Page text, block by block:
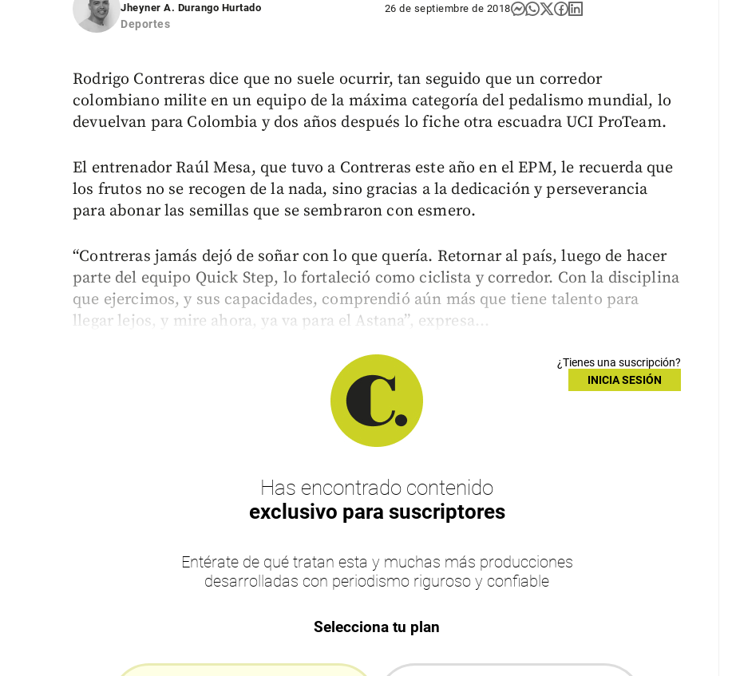
Jheyner A. Durango Hurtado
Deportes
26 de septiembre de 2018
Rodrigo Contreras dice que no suele ocurrir, tan seguido que un corredor
colombiano milite en un equipo de la máxima categoría del pedalismo mundial, lo
devuelvan para Colombia y dos años después lo fiche otra escuadra UCI ProTeam.
El entrenador Raúl Mesa, que tuvo a Contreras este año en el EPM, le recuerda que
los frutos no se recogen de la nada, sino gracias a la dedicación y perseverancia
para abonar las semillas que se sembraron con esmero.
“Contreras jamás dejó de soñar con lo que quería. Retornar al país, luego de hacer
parte del equipo Quick Step, lo fortaleció como ciclista y corredor. Con la disciplina
que ejercimos, y sus capacidades, comprendió aún más que tiene talento para
llegar lejos, y mire ahora, ya va para el Astana”, expresa...
¿Tienes una suscripción?
INICIA SESIÓN
Has encontrado contenido
exclusivo para suscriptores
Entérate de qué tratan esta y muchas más producciones
desarrolladas con periodismo riguroso y confiable
Selecciona tu plan